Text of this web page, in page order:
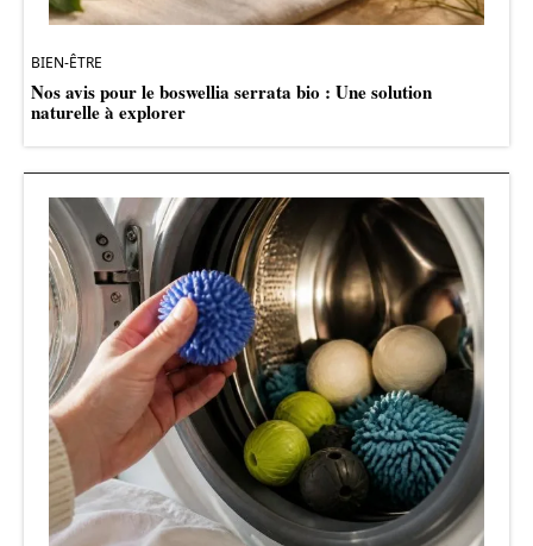
BIEN-ÊTRE
Nos avis pour le boswellia serrata bio : Une solution
naturelle à explorer